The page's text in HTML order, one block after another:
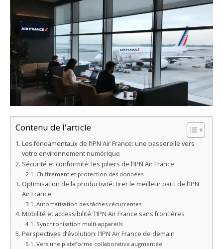
Contenu de l'article
Les fondamentaux de l’IPN Air France: une passerelle vers
votre environnement numérique
Sécurité et conformité: les piliers de l’IPN Air France
Chiffrement et protection des données
Optimisation de la productivité: tirer le meilleur parti de l’IPN
Air France
Automatisation des tâches récurrentes
Mobilité et accessibilité: l’IPN Air France sans frontières
Synchronisation multi-appareils
Perspectives d’évolution: l’IPN Air France de demain
Vers une plateforme collaborative augmentée